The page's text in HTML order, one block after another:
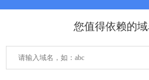
您值得依赖的